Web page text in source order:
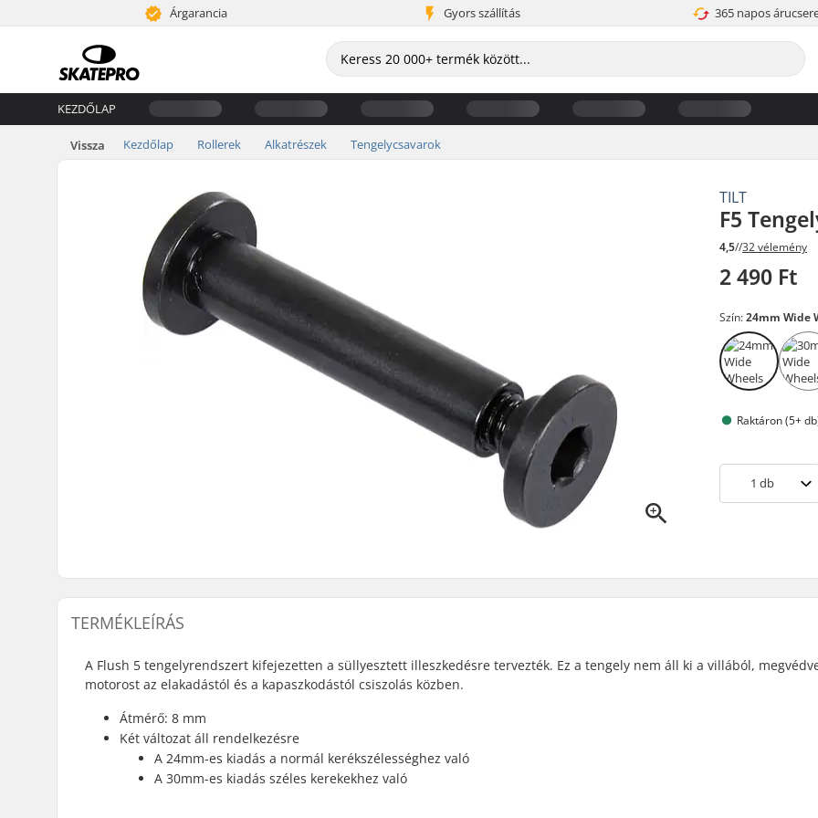
Árgarancia Gyors szállítás 365 napos
KEZDŐLAP
Vissza Kezdőlap Rollerek Alkatrészek Tengelycsavarok
TILT
F5
4,5//32 vélemény
2 490 Ft
Szín:24mm Wide
Raktáron (5+
1 db
TERMÉKLEÍRÁS
A Flush 5 tengelyrendszert kifejezetten a süllyesztett illeszkedésre tervezték. Ez a tengely nem áll ki a villából,
motorost az elakadástól és a kapaszkodástól csiszolás közben.
Átmérő: 8 mm
Két változat áll rendelkezésre
A 24mm-es kiadás a normál kerékszélességhez való
A 30mm-es kiadás széles kerekekhez való